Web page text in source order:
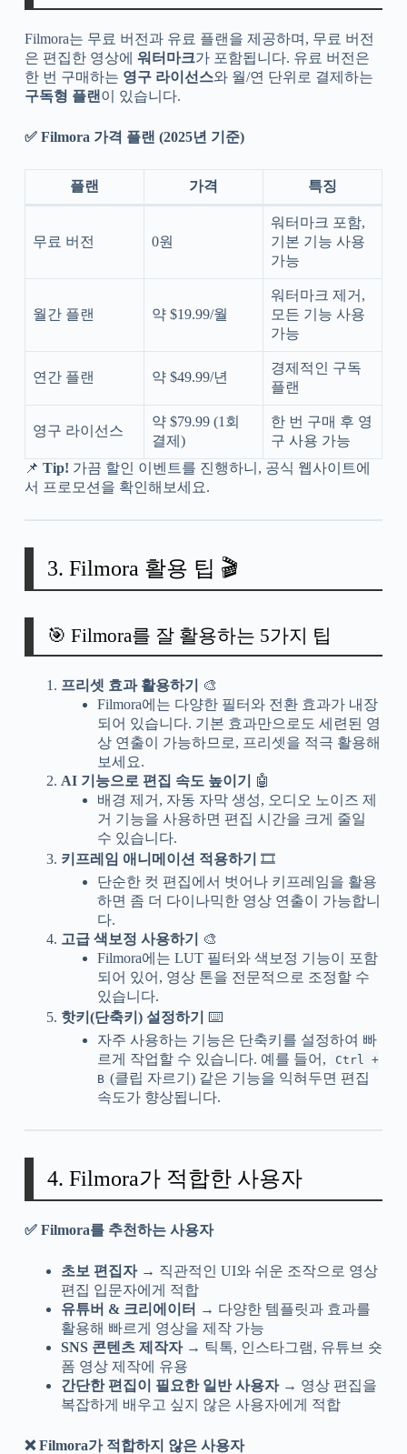
Filmora는 무료 버전과 유료 플랜을 제공하며, 무료 버전
은 편집한 영상에 워터마크가 포함됩니다. 유료 버전은
한 번 구매하는 영구 라이선스와 월/연 단위로 결제하는
구독형 플랜 이 있습니다.
✅ Filmora 가격 플랜 (2025년 기준)
플랜 가격 특징
무료 버전 0원
워터마크 포함,
기본 기능 사용
가능
월간 플랜 약 $19.99/월
워터마크 제거,
모든 기능 사용
가능
연간 플랜 약 $49.99/년
경제적인 구독
플랜
영구 라이선스
약 $79.99 (1회
결제)
한 번 구매 후 영
구 사용 가능
📌 Tip! 가끔 할인 이벤트를 진행하니, 공식 웹사이트에
서 프로모션을 확인해보세요.
3. Filmora 활용 팁 🎬
🎯 Filmora를 잘 활용하는 5가지 팁
프리셋 효과 활용하기
🎨
Filmora에는 다양한 필터와 전환 효과가 내장
되어 있습니다. 기본 효과만으로도 세련된 영
상 연출이 가능하므로, 프리셋을 적극 활용해
보세요.
AI 기능으로 편집 속도 높이기
🤖
배경 제거, 자동 자막 생성, 오디오 노이즈 제
거 기능을 사용하면 편집 시간을 크게 줄일
수 있습니다.
키프레임 애니메이션 적용하기 🎞️
단순한 컷 편집에서 벗어나 키프레임을 활용
하면 좀 더 다이나믹한 영상 연출이 가능합니
다.
고급 색보정 사용하기
🎨
Filmora에는 LUT 필터와 색보정 기능이 포함
되어 있어, 영상 톤을 전문적으로 조정할 수
있습니다.
핫키(단축키) 설정하기 ⌨️
자주 사용하는 기능은 단축키를 설정하여 빠
르게 작업할 수 있습니다. 예를 들어,
Ctrl +
B (클립 자르기) 같은 기능을 익혀두면 편집
속도가 향상됩니다.
4. Filmora가 적합한 사용자
✅ Filmora를 추천하는 사용자
초보 편집자→ 직관적인 UI와 쉬운 조작으로 영상
편집 입문자에게 적합
유튜버 & 크리에이터 → 다양한 템플릿과 효과를
활용해 빠르게 영상을 제작 가능
SNS 콘텐츠 제작자→ 틱톡, 인스타그램, 유튜브 숏
폼 영상 제작에 유용
간단한 편집이 필요한 일반 사용자→ 영상 편집을
복잡하게 배우고 싶지 않은 사용자에게 적합
❌ Filmora가 적합하지 않은 사용자